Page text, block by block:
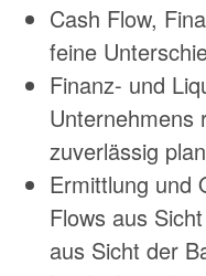
Cash Flow,
feine
Finanz- und
Unternehmens
zuverlässig
Ermittlung und
Flows aus
aus Sicht der